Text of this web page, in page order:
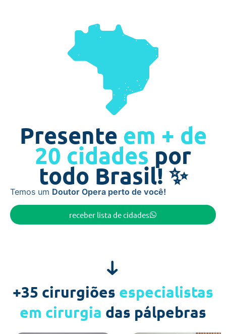
Presente em + de
20 cidades por
todo Brasil! ✨
Temos um Doutor Opera perto de você!
receber lista de cidades
+35 cirurgiões especialistas
em cirurgia das pálpebras